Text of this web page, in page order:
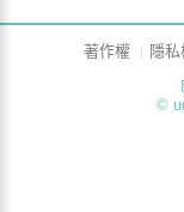
著作權 隱
©